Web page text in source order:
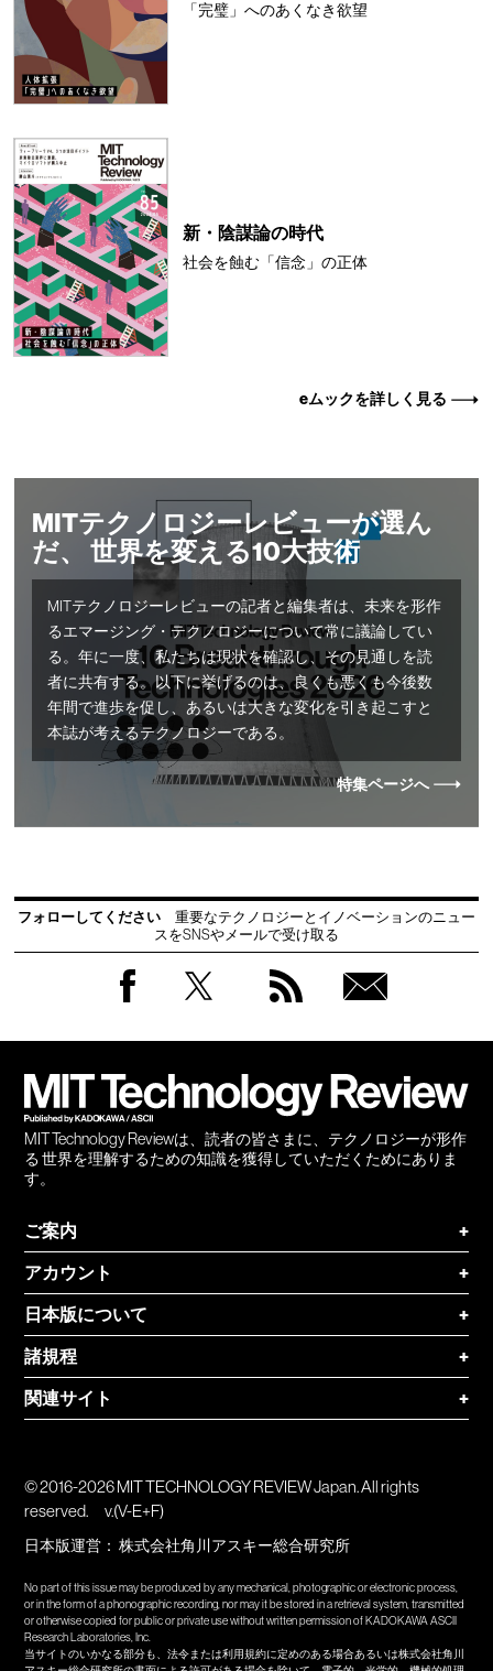
「完璧」へのあくなき欲望
新・陰謀論の時代
社会を蝕む「信念」の正体
eムックを詳しく見る
MITテクノロジーレビューが選ん
だ、 世界を変える10大技術
MITテクノロジーレビューの記者と編集者は、未来を形作
るエマージング・テクノロジーについて常に議論してい
る。年に一度、私たちは現状を確認し、その見通しを読
者に共有する。以下に挙げるのは、良くも悪くも今後数
年間で進歩を促し、あるいは大きな変化を引き起こすと
本誌が考えるテクノロジーである。
特集ページへ
フォローしてください
重要なテクノロジーとイノベーションのニュー
スをSNSやメールで受け取る
MIT Technology Reviewは、読者の皆さまに、テクノロジーが形作
る 世界を理解するための知識を獲得していただくためにありま
す。
ご案内
+
アカウント
+
日本版について
+
諸規程
+
関連サイト
+
© 2016-2026 MIT TECHNOLOGY REVIEW Japan. All rights
reserved.
v.(V-E+F)
日本版運営：株式会社角川アスキー総合研究所
No part of this issue may be produced by any mechanical, photographic or electronic process,
or in the form of a phonographic recording, nor may it be stored in a retrieval system, transmitted
or otherwise copied for public or private use without written permission of KADOKAWA ASCII
Research Laboratories, Inc.
当サイトのいかなる部分も、法令または利用規約に定めのある場合あるいは株式会社角川